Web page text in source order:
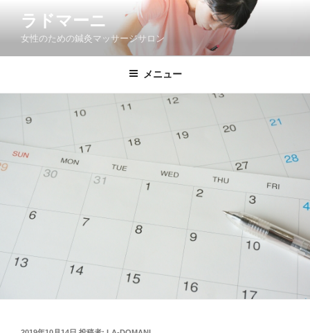
ン
へ
ッ
ラドマーニ
女性のための鍼灸マッサージサロン
メニュー